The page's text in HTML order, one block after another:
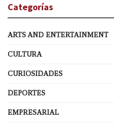
Categorías
ARTS AND ENTERTAINMENT
CULTURA
CURIOSIDADES
DEPORTES
EMPRESARIAL